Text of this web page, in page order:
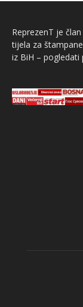
ReprezenT je
tijela za
iz BiH –